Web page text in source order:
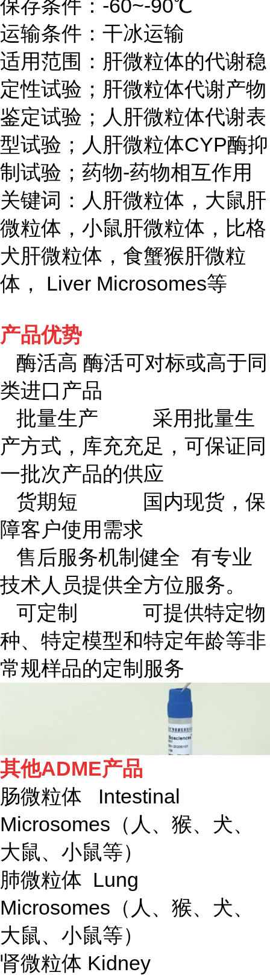
保存条件：-60~-90℃
运输条件：干冰运输
适用范围：肝微粒体的代谢稳
定性试验；肝微粒体代谢产物
鉴定试验；人肝微粒体代谢表
型试验；人肝微粒体CYP酶抑
制试验；药物-药物相互作用
关键词：人肝微粒体，大鼠肝
微粒体，小鼠肝微粒体，比格
犬肝微粒体，食蟹猴肝微粒
体， Liver Microsomes等
产品优势
酶活高 酶活可对标或高于同
类进口产品
批量生产 采用批量生
产方式，库充充足，可保证同
一批次产品的供应
货期短 国内现货，保
障客户使用需求
售后服务机制健全 有专业
技术人员提供全方位服务。
可定制 可提供特定物
种、特定模型和特定年龄等非
常规样品的定制服务
其他ADME产品
肠微粒体 Intestinal
Microsomes（人、猴、犬、
大鼠、小鼠等）
肺微粒体 Lung
Microsomes（人、猴、犬、
大鼠、小鼠等）
肾微粒体 Kidney